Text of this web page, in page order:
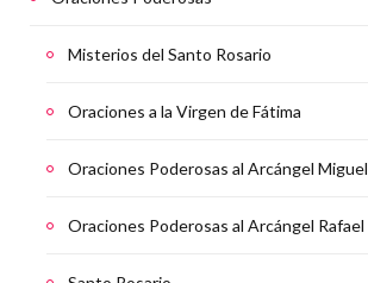
Misterios del Santo Rosario
Oraciones a la Virgen de Fátima
Oraciones Poderosas al Arcángel Miguel
Oraciones Poderosas al Arcángel Rafael